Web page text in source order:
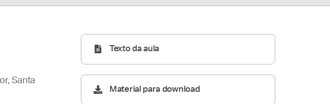
Santa
Texto da aula
Material para download